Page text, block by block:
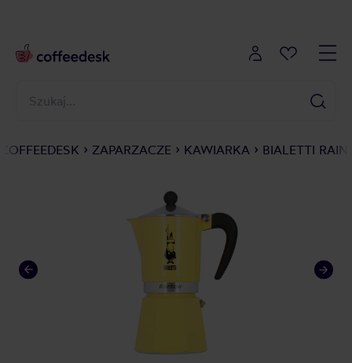
COFFEEDESK ZAPARZACZE KAWIARKA BIALETTI